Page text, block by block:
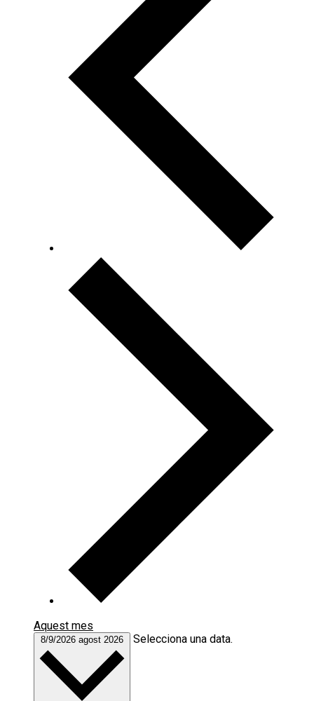
Aquest mes
8/9/2026 agost 2026 Selecciona una data.